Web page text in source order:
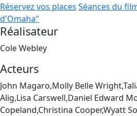
Réservez vos places Séances du
d'Omaha"
Réalisateur
Cole Webley
Acteurs
John Magaro,Molly Belle
Alig,Lisa Carswell,Daniel Edward
Copeland,Christina Cooper,Wyatt